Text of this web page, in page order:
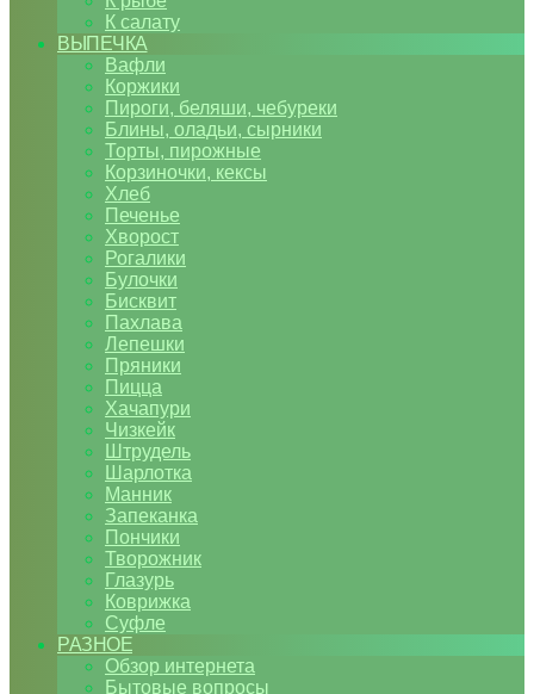
К салату
ВЫПЕЧКА
Вафли
Коржики
Пироги, беляши, чебуреки
Блины, оладьи, сырники
Торты, пирожные
Корзиночки, кексы
Хлеб
Печенье
Хворост
Рогалики
Булочки
Бисквит
Пахлава
Лепешки
Пряники
Пицца
Хачапури
Чизкейк
Штрудель
Шарлотка
Манник
Запеканка
Пончики
Творожник
Глазурь
Коврижка
Суфле
РАЗНОЕ
Обзор интернета
Бытовые вопросы